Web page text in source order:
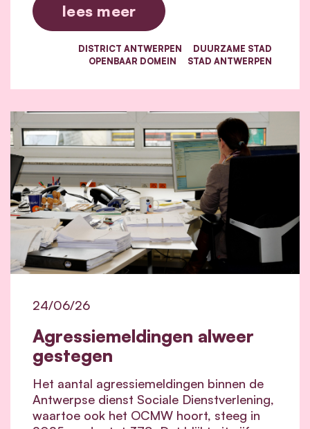
lees meer
DISTRICT ANTWERPEN
DUURZAME STAD
OPENBAAR DOMEIN
STAD ANTWERPEN
Agressiemeldingen alweer
gestegen
24/06/26
Het aantal agressiemeldingen binnen de
Antwerpse dienst Sociale Dienstverlening,
waartoe ook het OCMW hoort, steeg in